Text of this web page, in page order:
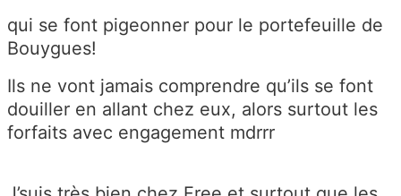
qui se font pigeonner pour le portefeuille de
Bouygues!
Ils ne vont jamais comprendre qu’ils se font
douiller en allant chez eux, alors surtout les
forfaits avec engagement mdrrr